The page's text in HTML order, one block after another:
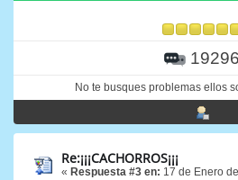
19296
No te busques problemas ellos
Re:¡¡¡CACHORROS¡¡¡
« Respuesta #3 en: 17 de Enero